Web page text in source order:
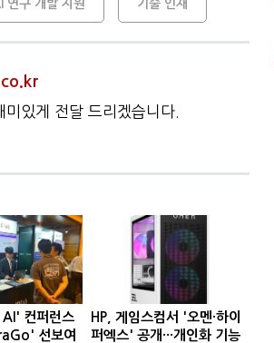
연구 개발 지원 기술 인재
있게 전달 드리겠습니다.
AI' 컨퍼런스
선보여
HP, 게임스컴서 '오멘·하이
퍼엑스' 공개···개인화 기능